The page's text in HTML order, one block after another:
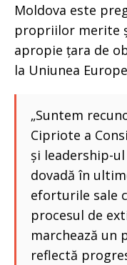
Moldova este
propriilor merite
apropie țara de
la Uniunea
„Suntem
Cipriote a
și leadership-
dovadă în
eforturile sale
procesul de
marchează un
reflectă